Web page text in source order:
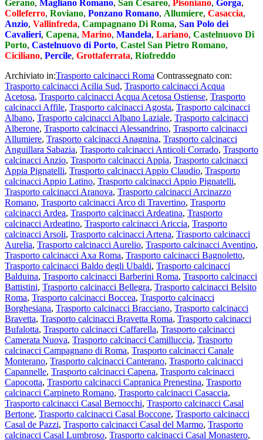
Gerano, Magliano Romano, San Cesareo, Pisoniano, Gorga,
Colleferro, Roviano, Ponzano Romano, Allumiere, Casaccia,
Anzio, Vallinfreda, Campagnano Di Roma, San Polo dei
Cavalieri, Capena, Marino, Mandela, Lariano, Castelnuovo Di
Porto, Castelnuovo di Porto, Castel San Pietro Romano,
Ciciliano, Percile, Grottaferrata, Riofreddo
Archiviato in:Trasporto calcinacci Roma Contrassegnato con:
Trasporto calcinacci Acilia Sud, Trasporto calcinacci Acqua
Acetosa, Trasporto calcinacci Acqua Acetosa Ostiense, Trasporto
calcinacci Affile, Trasporto calcinacci Agosta, Trasporto calcinacci
Albano, Trasporto calcinacci Albano Laziale, Trasporto calcinacci
Alberone, Trasporto calcinacci Alessandrino, Trasporto calcinacci
Allumiere, Trasporto calcinacci Anagnina, Trasporto calcinacci
Anguillara Sabazia, Trasporto calcinacci Anticoli Corrado, Trasporto
calcinacci Anzio, Trasporto calcinacci Appia, Trasporto calcinacci
Appia Pignatelli, Trasporto calcinacci Appio Claudio, Trasporto
calcinacci Appio Latino, Trasporto calcinacci Appio Pignatelli,
Trasporto calcinacci Aranova, Trasporto calcinacci Arcinazzo
Romano, Trasporto calcinacci Arco di Travertino, Trasporto
calcinacci Ardea, Trasporto calcinacci Ardeatina, Trasporto
calcinacci Ardeatino, Trasporto calcinacci Ariccia, Trasporto
calcinacci Arsoli, Trasporto calcinacci Artena, Trasporto calcinacci
Aurelia, Trasporto calcinacci Aurelio, Trasporto calcinacci Aventino,
Trasporto calcinacci Axa Roma, Trasporto calcinacci Bagnoletto,
Trasporto calcinacci Baldo degli Ubaldi, Trasporto calcinacci
Balduina, Trasporto calcinacci Barberini Roma, Trasporto calcinacci
Battistini, Trasporto calcinacci Bellegra, Trasporto calcinacci Belsito
Roma, Trasporto calcinacci Boccea, Trasporto calcinacci
Borghesiana, Trasporto calcinacci Bracciano, Trasporto calcinacci
Bravetta, Trasporto calcinacci Bravetta Roma, Trasporto calcinacci
Bufalotta, Trasporto calcinacci Caffarella, Trasporto calcinacci
Camerata Nuova, Trasporto calcinacci Camilluccia, Trasporto
calcinacci Campagnano di Roma, Trasporto calcinacci Canale
Monterano, Trasporto calcinacci Canterano, Trasporto calcinacci
Capannelle, Trasporto calcinacci Capena, Trasporto calcinacci
Capocotta, Trasporto calcinacci Capranica Prenestina, Trasporto
calcinacci Carpineto Romano, Trasporto calcinacci Casaccia,
Trasporto calcinacci Casal Bernocchi, Trasporto calcinacci Casal
Bertone, Trasporto calcinacci Casal Boccone, Trasporto calcinacci
Casal de Pazzi, Trasporto calcinacci Casal del Marmo, Trasporto
calcinacci Casal Lumbroso, Trasporto calcinacci Casal Monastero,